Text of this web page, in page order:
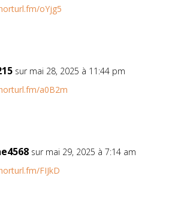
oYjg5
sur mai 28, 2025 à 11:44 pm
a0B2m
sur mai 29, 2025 à 7:14 am
FIJkD